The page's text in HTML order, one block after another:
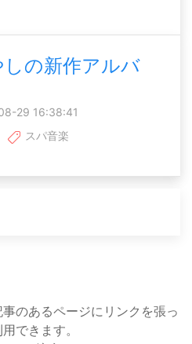
しの新作アルバ
29 16:38:41
スパ音楽
のあるページにリンクを張っ
できます。